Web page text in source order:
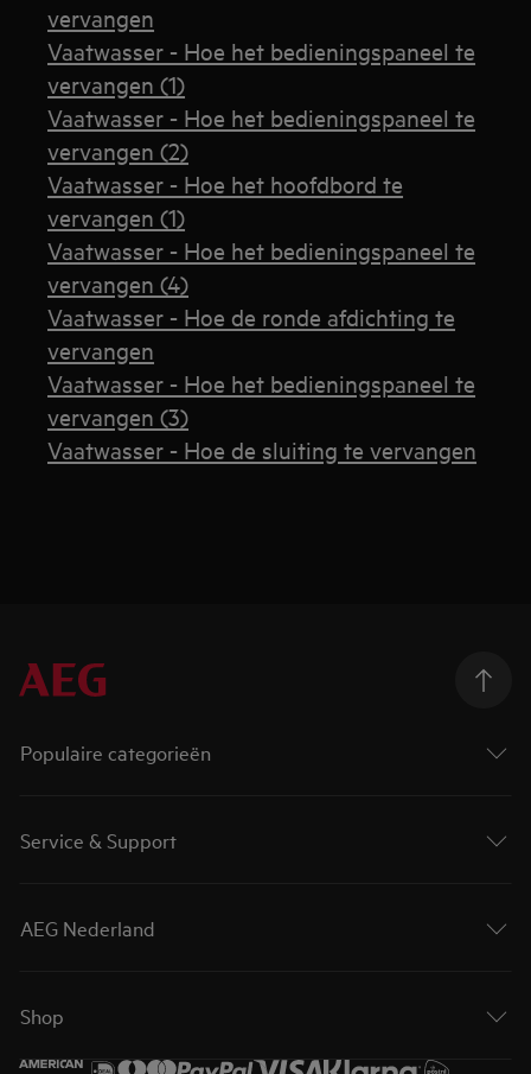
vervangen
Vaatwasser - Hoe het bedieningspaneel te
vervangen (1)
Vaatwasser - Hoe het bedieningspaneel te
vervangen (2)
Vaatwasser - Hoe het hoofdbord te
vervangen (1)
Vaatwasser - Hoe het bedieningspaneel te
vervangen (4)
Vaatwasser - Hoe de ronde afdichting te
vervangen
Vaatwasser - Hoe het bedieningspaneel te
vervangen (3)
Vaatwasser - Hoe de sluiting te vervangen
Populaire categorieën
Service & Support
AEG Nederland
Shop